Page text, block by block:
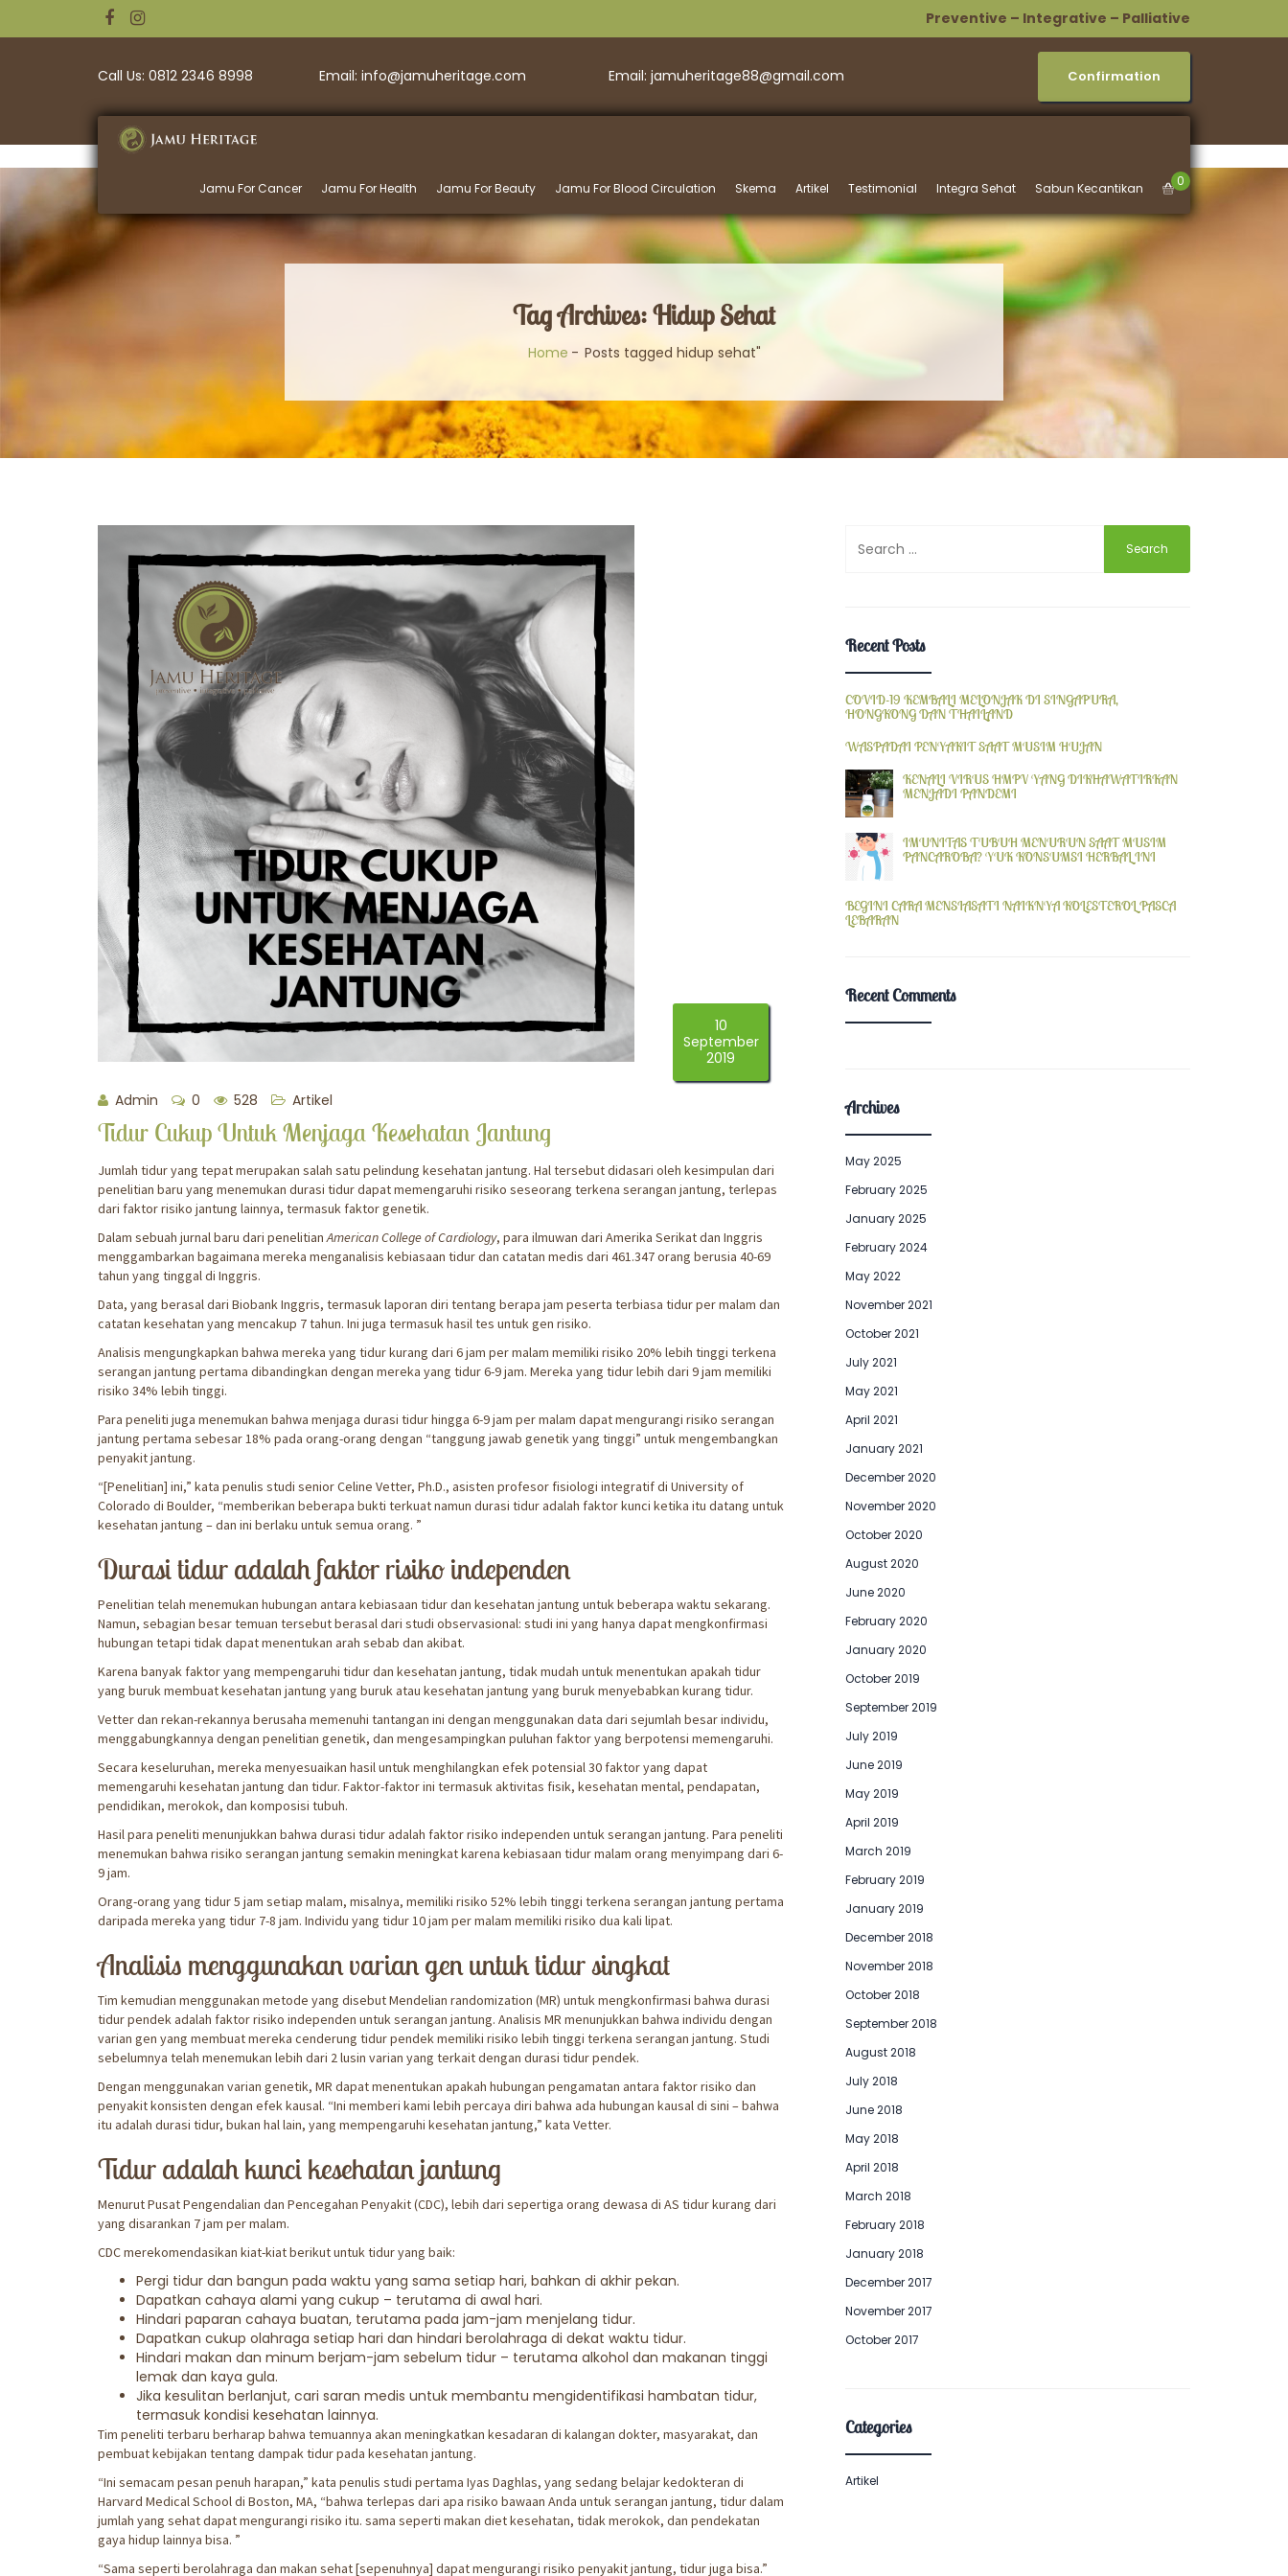
Preventive – Integrative – Palliative
Call Us: 0812 2346 8998 Email: info@jamuheritage.com Email: jamuheritage88@gmail.com Confirmation
0
Jamu For Cancer Jamu For Health Jamu For Beauty Jamu For Blood Circulation Skema Artikel Testimonial Integra Sehat Sabun Kecantikan
Tag Archives: Hidup Sehat
Home Posts tagged hidup sehat"
10
September
2019
Admin 0 528 Artikel
Tidur Cukup Untuk Menjaga Kesehatan Jantung
Jumlah tidur yang tepat merupakan salah satu pelindung kesehatan jantung. Hal tersebut didasari oleh kesimpulan dari
penelitian baru yang menemukan durasi tidur dapat memengaruhi risiko seseorang terkena serangan jantung, terlepas
dari faktor risiko jantung lainnya, termasuk faktor genetik.
Dalam sebuah jurnal baru dari penelitianAmerican College of Cardiology, para ilmuwan dari Amerika Serikat dan Inggris
menggambarkan bagaimana mereka menganalisis kebiasaan tidur dan catatan medis dari 461.347 orang berusia 40-69
tahun yang tinggal di Inggris.
Data, yang berasal dari Biobank Inggris, termasuk laporan diri tentang berapa jam peserta terbiasa tidur per malam dan
catatan kesehatan yang mencakup 7 tahun. Ini juga termasuk hasil tes untuk gen risiko.
Analisis mengungkapkan bahwa mereka yang tidur kurang dari 6 jam per malam memiliki risiko 20% lebih tinggi terkena
serangan jantung pertama dibandingkan dengan mereka yang tidur 6-9 jam. Mereka yang tidur lebih dari 9 jam memiliki
risiko 34% lebih tinggi.
Para peneliti juga menemukan bahwa menjaga durasi tidur hingga 6-9 jam per malam dapat mengurangi risiko serangan
jantung pertama sebesar 18% pada orang-orang dengan “tanggung jawab genetik yang tinggi” untuk mengembangkan
penyakit jantung.
“[Penelitian] ini,” kata penulis studi senior Celine Vetter, Ph.D., asisten profesor fisiologi integratif di University of
Colorado di Boulder, “memberikan beberapa bukti terkuat namun durasi tidur adalah faktor kunci ketika itu datang untuk
kesehatan jantung – dan ini berlaku untuk semua orang. ”
Durasi tidur adalah faktor risiko independen
Penelitian telah menemukan hubungan antara kebiasaan tidur dan kesehatan jantung untuk beberapa waktu sekarang.
Namun, sebagian besar temuan tersebut berasal dari studi observasional: studi ini yang hanya dapat mengkonfirmasi
hubungan tetapi tidak dapat menentukan arah sebab dan akibat.
Karena banyak faktor yang mempengaruhi tidur dan kesehatan jantung, tidak mudah untuk menentukan apakah tidur
yang buruk membuat kesehatan jantung yang buruk atau kesehatan jantung yang buruk menyebabkan kurang tidur.
Vetter dan rekan-rekannya berusaha memenuhi tantangan ini dengan menggunakan data dari sejumlah besar individu,
menggabungkannya dengan penelitian genetik, dan mengesampingkan puluhan faktor yang berpotensi memengaruhi.
Secara keseluruhan, mereka menyesuaikan hasil untuk menghilangkan efek potensial 30 faktor yang dapat
memengaruhi kesehatan jantung dan tidur. Faktor-faktor ini termasuk aktivitas fisik, kesehatan mental, pendapatan,
pendidikan, merokok, dan komposisi tubuh.
Hasil para peneliti menunjukkan bahwa durasi tidur adalah faktor risiko independen untuk serangan jantung. Para peneliti
menemukan bahwa risiko serangan jantung semakin meningkat karena kebiasaan tidur malam orang menyimpang dari 6-
9 jam.
Orang-orang yang tidur 5 jam setiap malam, misalnya, memiliki risiko 52% lebih tinggi terkena serangan jantung pertama
daripada mereka yang tidur 7-8 jam. Individu yang tidur 10 jam per malam memiliki risiko dua kali lipat.
Analisis menggunakan varian gen untuk tidur singkat
Tim kemudian menggunakan metode yang disebut Mendelian randomization (MR) untuk mengkonfirmasi bahwa durasi
tidur pendek adalah faktor risiko independen untuk serangan jantung. Analisis MR menunjukkan bahwa individu dengan
varian gen yang membuat mereka cenderung tidur pendek memiliki risiko lebih tinggi terkena serangan jantung. Studi
sebelumnya telah menemukan lebih dari 2 lusin varian yang terkait dengan durasi tidur pendek.
Dengan menggunakan varian genetik, MR dapat menentukan apakah hubungan pengamatan antara faktor risiko dan
penyakit konsisten dengan efek kausal. “Ini memberi kami lebih percaya diri bahwa ada hubungan kausal di sini – bahwa
itu adalah durasi tidur, bukan hal lain, yang mempengaruhi kesehatan jantung,” kata Vetter.
Tidur adalah kunci kesehatan jantung
Menurut Pusat Pengendalian dan Pencegahan Penyakit (CDC), lebih dari sepertiga orang dewasa di AS tidur kurang dari
yang disarankan 7 jam per malam.
CDC merekomendasikan kiat-kiat berikut untuk tidur yang baik:
Pergi tidur dan bangun pada waktu yang sama setiap hari, bahkan di akhir pekan.
Dapatkan cahaya alami yang cukup – terutama di awal hari.
Hindari paparan cahaya buatan, terutama pada jam-jam menjelang tidur.
Dapatkan cukup olahraga setiap hari dan hindari berolahraga di dekat waktu tidur.
Hindari makan dan minum berjam-jam sebelum tidur – terutama alkohol dan makanan tinggi
lemak dan kaya gula.
Jika kesulitan berlanjut, cari saran medis untuk membantu mengidentifikasi hambatan tidur,
termasuk kondisi kesehatan lainnya.
Tim peneliti terbaru berharap bahwa temuannya akan meningkatkan kesadaran di kalangan dokter, masyarakat, dan
pembuat kebijakan tentang dampak tidur pada kesehatan jantung.
“Ini semacam pesan penuh harapan,” kata penulis studi pertama Iyas Daghlas, yang sedang belajar kedokteran di
Harvard Medical School di Boston, MA, “bahwa terlepas dari apa risiko bawaan Anda untuk serangan jantung, tidur dalam
jumlah yang sehat dapat mengurangi risiko itu. sama seperti makan diet kesehatan, tidak merokok, dan pendekatan
gaya hidup lainnya bisa. ”
“Sama seperti berolahraga dan makan sehat [sepenuhnya] dapat mengurangi risiko penyakit jantung, tidur juga bisa.”
for:
Recent Posts
COVID-19 KEMBALI MELONJAK DI SINGAPURA,
HONGKONG DAN THAILAND
WASPADAI PENYAKIT SAAT MUSIM HUJAN
KENALI VIRUS HMPV YANG DIKHAWATIRKAN
MENJADI PANDEMI
IMUNITAS TUBUH MENURUN SAAT MUSIM
PANCAROBA? YUK KONSUMSI HERBAL INI
BEGINI CARA MENSIASATI NAIKNYA KOLESTEROL PASCA
LEBARAN
Recent Comments
Archives
May 2025
February 2025
January 2025
February 2024
May 2022
November 2021
October 2021
July 2021
May 2021
April 2021
January 2021
December 2020
November 2020
October 2020
August 2020
June 2020
February 2020
January 2020
October 2019
September 2019
July 2019
June 2019
May 2019
April 2019
March 2019
February 2019
January 2019
December 2018
November 2018
October 2018
September 2018
August 2018
July 2018
June 2018
May 2018
April 2018
March 2018
February 2018
January 2018
December 2017
November 2017
October 2017
Categories
Artikel